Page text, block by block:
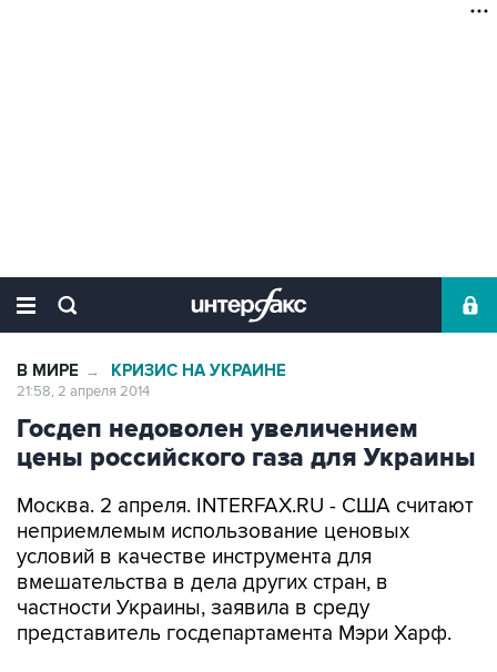
В МИРЕ → КРИЗИС НА УКРАИНЕ
21:58, 2 апреля 2014
Госдеп недоволен увеличением
цены российского газа для Украины
Москва. 2 апреля. INTERFAX.RU - США считают
неприемлемым использование ценовых
условий в качестве инструмента для
вмешательства в дела других стран, в
частности Украины, заявила в среду
представитель госдепартамента Мэри Харф.